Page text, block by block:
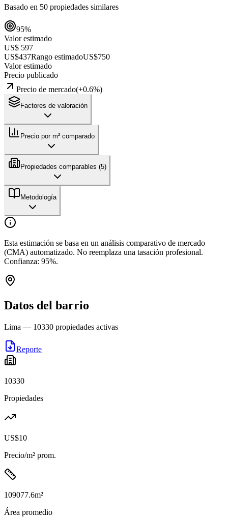
Basado en 50 propiedades similares
95%
Valor estimado
US$ 597
US$437Rango estimadoUS$750
Valor estimado
Precio publicado
Precio de mercado(+0.6%)
Factores de valoración
Precio por m² comparado
Propiedades comparables (5)
Metodología
Esta estimación se basa en un análisis comparativo de mercado
(CMA) automatizado. No reemplaza una tasación profesional.
Confianza: 95%.
Datos del barrio
Lima — 10330 propiedades activas
Reporte
10330
Propiedades
US$10
Precio/m² prom.
109077.6m²
Área promedio